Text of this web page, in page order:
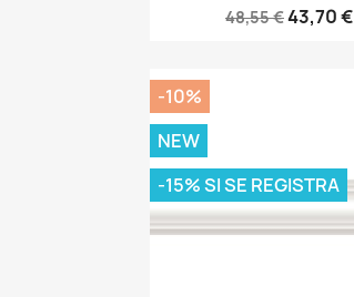
48,55 €43,70 €
-10%
NEW
-15% SI SE REGISTRA